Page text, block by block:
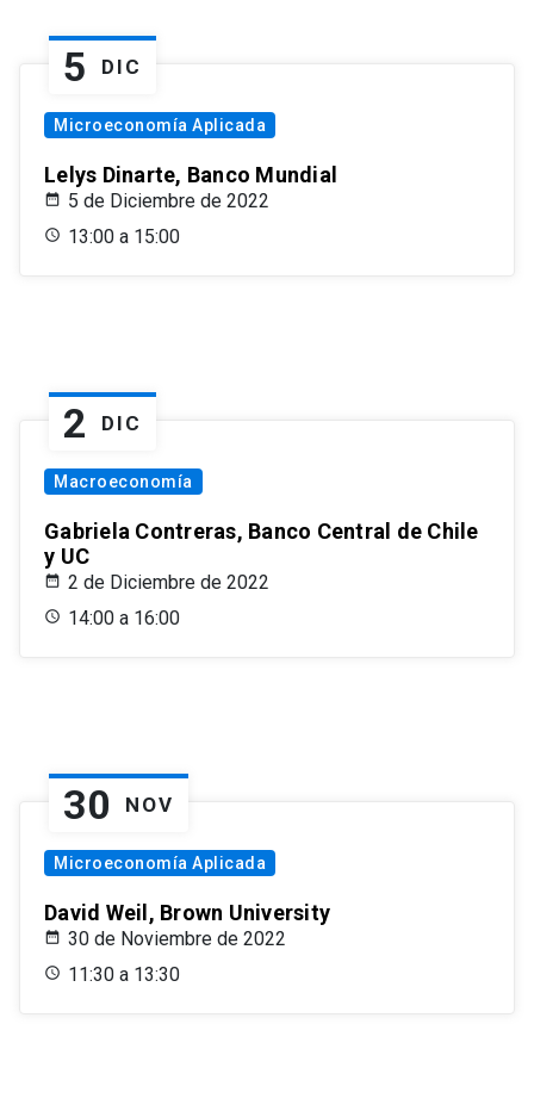
5 DIC
Microeconomía Aplicada
Lelys Dinarte, Banco Mundial
5 de Diciembre de 2022
13:00 a 15:00
2 DIC
Macroeconomía
Gabriela Contreras, Banco Central de Chile
y UC
2 de Diciembre de 2022
14:00 a 16:00
30 NOV
Microeconomía Aplicada
David Weil, Brown University
30 de Noviembre de 2022
11:30 a 13:30